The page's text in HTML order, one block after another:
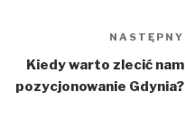
NASTĘPNY
Kiedy warto zlecić nam
pozycjonowanie Gdynia?